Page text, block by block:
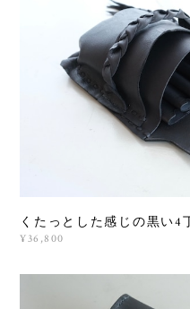
くたっとした感じの黒い4
¥36,800